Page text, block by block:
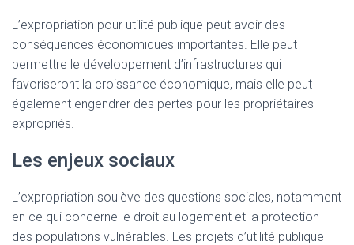
L’expropriation pour utilité publique peut avoir des
conséquences économiques importantes. Elle peut
permettre le développement d’infrastructures qui
favoriseront la croissance économique, mais elle peut
également engendrer des pertes pour les propriétaires
expropriés.
Les enjeux sociaux
L’expropriation soulève des questions sociales, notamment
en ce qui concerne le droit au logement et la protection
des populations vulnérables. Les projets d’utilité publique